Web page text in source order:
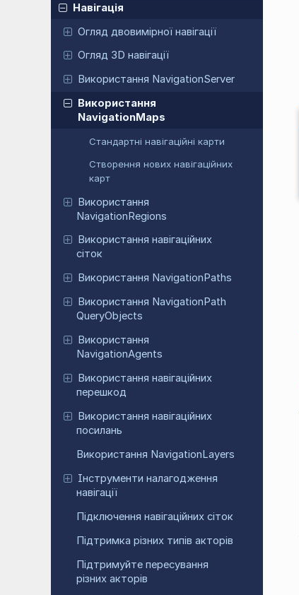
Навігація
Огляд двовимірної навігації
Огляд 3D навігації
Використання NavigationServer
Використання
NavigationMaps
Стандартні навігаційні карти
Створення нових навігаційних
карт
Використання
NavigationRegions
Використання навігаційних
сіток
Використання NavigationPaths
Використання NavigationPath
QueryObjects
Використання
NavigationAgents
Використання навігаційних
перешкод
Використання навігаційних
посилань
Використання NavigationLayers
Інструменти налагодження
навігації
Підключення навігаційних сіток
Підтримка різних типів акторів
Підтримуйте пересування
різних акторів